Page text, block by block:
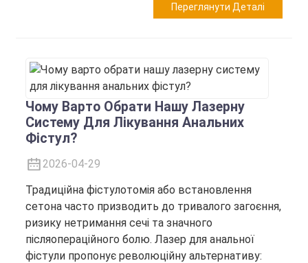
Переглянути Деталі
Чому Варто Обрати Нашу Лазерну
Систему Для Лікування Анальних
Фістул?
2026-04-29
Традиційна фістулотомія або встановлення
сетона часто призводить до тривалого загоєння,
ризику нетримання сечі та значного
післяопераційного болю. Лазер для анальної
фістули пропонує революційну альтернативу: